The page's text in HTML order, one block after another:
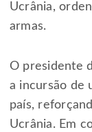
Ucrânia,
armas.
O presidente
a incursão de
país,
Ucrânia. Em